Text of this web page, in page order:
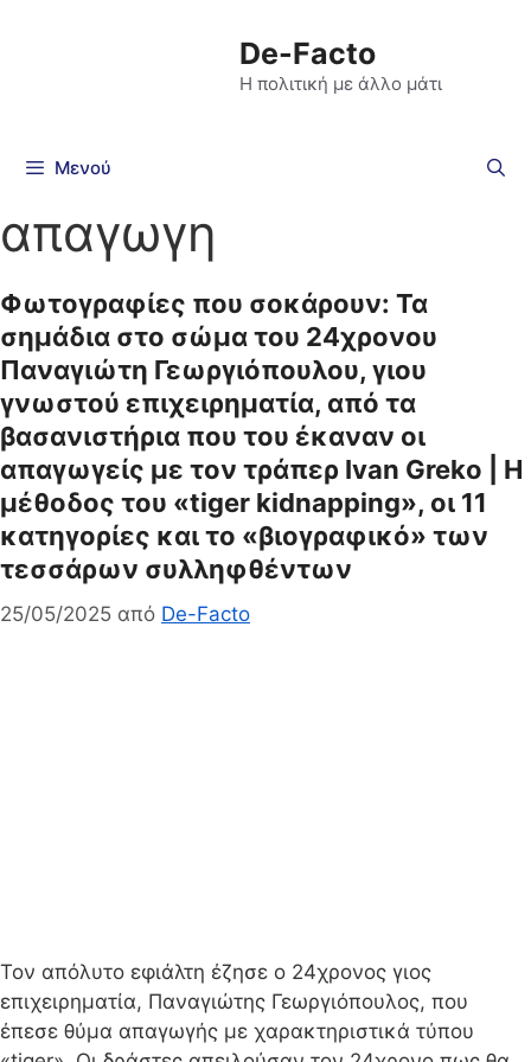
De-Facto
Η πολιτική με άλλο μάτι
Μενού
απαγωγη
Φωτογραφίες που σοκάρουν: Τα
σημάδια στο σώμα του 24χρονου
Παναγιώτη Γεωργιόπουλου, γιου
γνωστού επιχειρηματία, από τα
βασανιστήρια που του έκαναν οι
απαγωγείς με τον τράπερ Ivan Greko | Η
μέθοδος του «tiger kidnapping», οι 11
κατηγορίες και το «βιογραφικό» των
τεσσάρων συλληφθέντων
25/05/2025 από De-Facto
Τον απόλυτο εφιάλτη έζησε ο 24χρονος γιος
επιχειρηματία, Παναγιώτης Γεωργιόπουλος, που
έπεσε θύμα απαγωγής με χαρακτηριστικά τύπου